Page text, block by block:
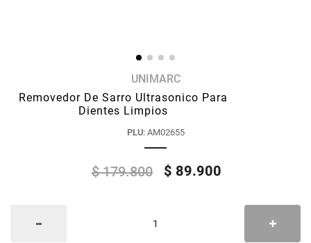
UNIMARC
Removedor De Sarro Ultrasonico Para
Dientes Limpios
PLU: AM02655
$ 179.800 $ 89.900